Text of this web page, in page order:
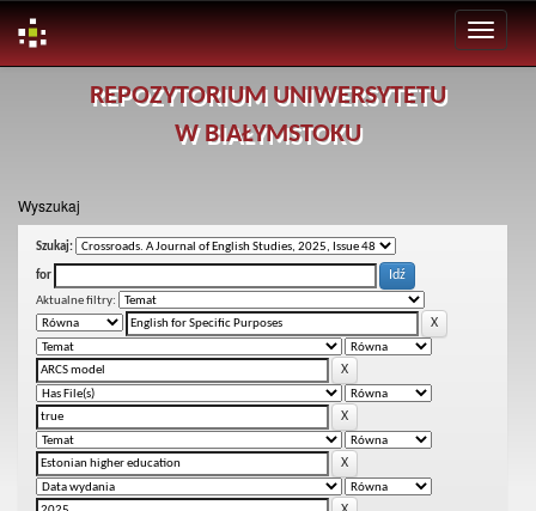
REPOZYTORIUM UNIWERSYTETU
W BIAŁYMSTOKU
Wyszukaj
Szukaj:
for
Aktualne filtry: